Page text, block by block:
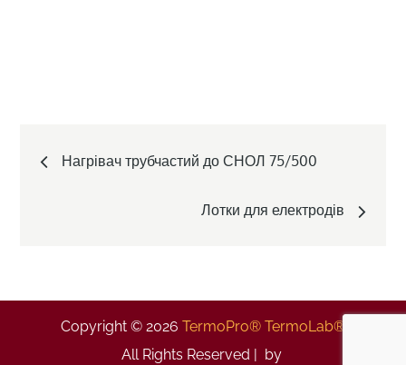
Нагрівач трубчастий до СНОЛ 75/500
Лотки для електродів
Copyright © 2026 TermoPro® TermoLab®
All Rights Reserved | by